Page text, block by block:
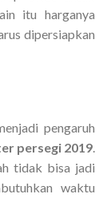
itu harganya
dipersiapkan
pengaruh
persegi 2019.
tidak bisa jadi
waktu